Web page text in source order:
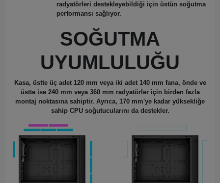
radyatörleri destekleyebildiği için üstün soğutma
performansı sağlıyor.
SOĞUTMA
UYUMLULUĞU
Kasa, üstte üç adet 120 mm veya iki adet 140 mm fana, önde ve
üstte ise 240 mm veya 360 mm radyatörler için birden fazla
montaj noktasına sahiptir. Ayrıca, 170 mm'ye kadar yüksekliğe
sahip CPU soğutucularını da destekler.